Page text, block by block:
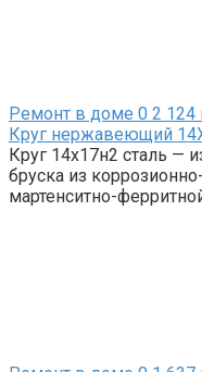
Ремонт в доме 0 2 124
Круг нержавеющий
Круг 14х17н2 сталь —
бруска из
мартенситно-